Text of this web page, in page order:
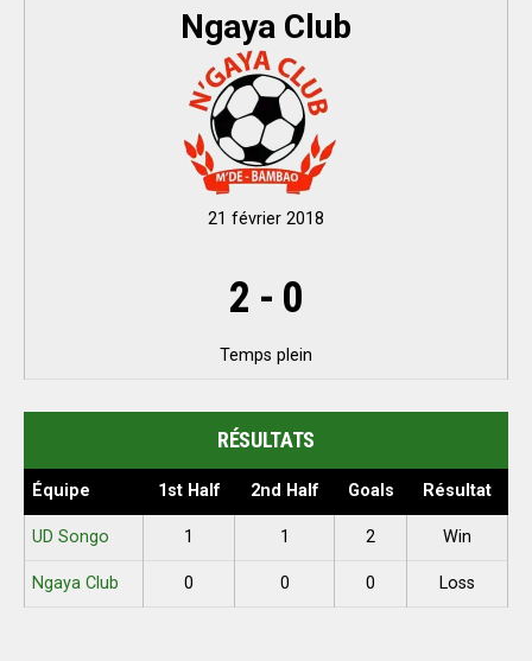
Ngaya Club
21 février 2018
2 - 0
Temps plein
RÉSULTATS
Équipe 1st Half 2nd Half Goals Résultat
UD Songo 1 1 2 Win
Ngaya Club 0 0 0 Loss